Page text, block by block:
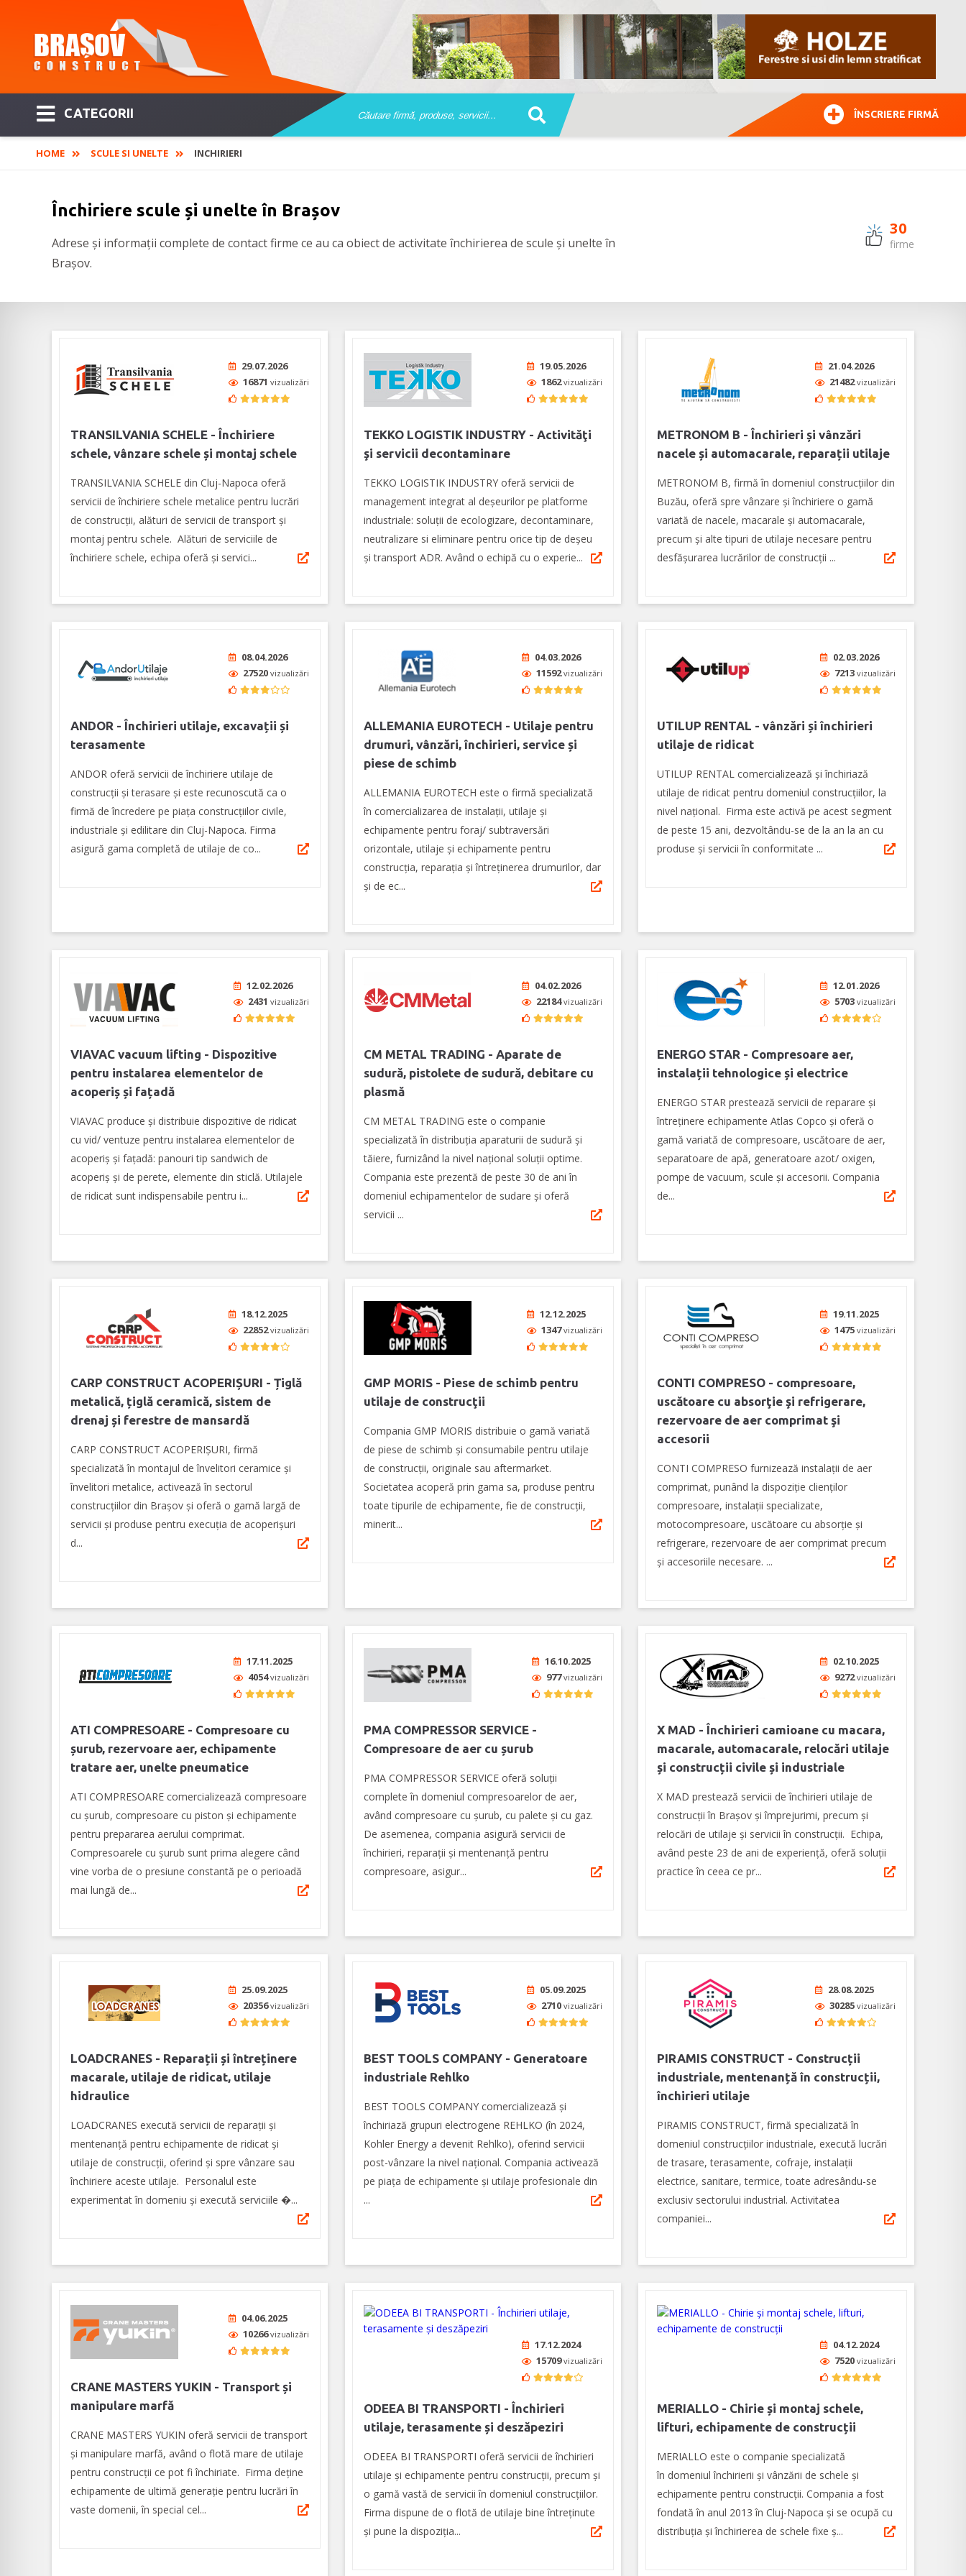
CATEGORII ÎNSCRIERE FIRMĂ
HOME SCULE SI UNELTE INCHIRIERI
Închiriere scule și unelte în Brașov
Adrese și informații complete de contact firme ce au ca obiect de activitate închirierea de scule și unelte în
Brașov.
30
firme
29.07.2026
16871 vizualizări
TRANSILVANIA SCHELE - Închiriere
schele, vânzare schele și montaj schele
TRANSILVANIA SCHELE din Cluj-Napoca oferă
servicii de închiriere schele metalice pentru lucrări
de construcții, alături de servicii de transport și
montaj pentru schele. Alături de serviciile de
închiriere schele, echipa oferă și servici...
19.05.2026
1862vizualizări
TEKKO LOGISTIK INDUSTRY - Activităţi
şi servicii decontaminare
TEKKO LOGISTIK INDUSTRY oferă servicii de
management integrat al deșeurilor pe platforme
industriale: soluții de ecologizare, decontaminare,
neutralizare si eliminare pentru orice tip de deșeu
și transport ADR. Având o echipă cu o experie...
21.04.2026
21482vizualizări
METRONOM B - Închirieri și vânzări
nacele și automacarale, reparații utilaje
METRONOM B, firmă în domeniul construcţiilor din
Buzău, oferă spre vânzare şi închiriere o gamă
variată de nacele, macarale și automacarale,
precum și alte tipuri de utilaje necesare pentru
desfășurarea lucrărilor de construcţii ...
08.04.2026
27520 vizualizări
ANDOR - Închirieri utilaje, excavații și
terasamente
ANDOR oferă servicii de închiriere utilaje de
construcții și terasare și este recunoscută ca o
firmă de încredere pe piața construcțiilor civile,
industriale și edilitare din Cluj-Napoca. Firma
asigură gama completă de utilaje de co...
04.03.2026
11592vizualizări
ALLEMANIA EUROTECH - Utilaje pentru
drumuri, vânzări, închirieri, service și
piese de schimb
ALLEMANIA EUROTECH este o firmă specializată
în comercializarea de instalații, utilaje și
echipamente pentru foraj/ subtraversări
orizontale, utilaje și echipamente pentru
construcția, reparația și întreținerea drumurilor, dar
și de ec...
02.03.2026
7213 vizualizări
UTILUP RENTAL - vânzări și închirieri
utilaje de ridicat
UTILUP RENTAL comercializează și închiriază
utilaje de ridicat pentru domeniul construcțiilor, la
nivel național. Firma este activă pe acest segment
de peste 15 ani, dezvoltându-se de la an la an cu
produse și servicii în conformitate ...
12.02.2026
2431 vizualizări
VIAVAC vacuum lifting - Dispozitive
pentru instalarea elementelor de
acoperiș și fațadă
VIAVAC produce și distribuie dispozitive de ridicat
cu vid/ ventuze pentru instalarea elementelor de
acoperiș și fațadă: panouri tip sandwich de
acoperiş şi de perete, elemente din sticlă. Utilajele
de ridicat sunt indispensabile pentru i...
04.02.2026
22184vizualizări
CM METAL TRADING - Aparate de
sudură, pistolete de sudură, debitare cu
plasmă
CM METAL TRADING este o companie
specializată în distribuția aparaturii de sudură şi
tăiere, furnizând la nivel naţional soluţii optime.
Compania este prezentă de peste 30 de ani în
domeniul echipamentelor de sudare și oferă
servicii ...
12.01.2026
5703 vizualizări
ENERGO STAR - Compresoare aer,
instalații tehnologice și electrice
ENERGO STAR prestează servicii de reparare și
întreținere echipamente Atlas Copco și oferă o
gamă variată de compresoare, uscătoare de aer,
separatoare de apă, generatoare azot/ oxigen,
pompe de vacuum, scule şi accesorii. Compania
de...
18.12.2025
22852vizualizări
CARP CONSTRUCT ACOPERIȘURI - Țiglă
metalică, țiglă ceramică, sistem de
drenaj și ferestre de mansardă
CARP CONSTRUCT ACOPERIȘURI, firmă
specializată în montajul de învelitori ceramice și
învelitori metalice, activează în sectorul
construcțiilor din Brașov și oferă o gamă largă de
servicii și produse pentru execuția de acoperișuri
d...
12.12.2025
1347vizualizări
GMP MORIS - Piese de schimb pentru
utilaje de construcţii
Compania GMP MORIS distribuie o gamă variată
de piese de schimb şi consumabile pentru utilaje
de construcţii, originale sau aftermarket.
Societatea acoperă prin gama sa, produse pentru
toate tipurile de echipamente, fie de construcţii,
minerit...
19.11.2025
1475 vizualizări
CONTI COMPRESO - compresoare,
uscătoare cu absorţie şi refrigerare,
rezervoare de aer comprimat şi
accesorii
CONTI COMPRESO furnizează instalații de aer
comprimat, punând la dispoziţie clienților
compresoare, instalaţii specializate,
motocompresoare, uscătoare cu absorţie şi
refrigerare, rezervoare de aer comprimat precum
şi accesoriile necesare. ...
17.11.2025
4054vizualizări
ATI COMPRESOARE - Compresoare cu
șurub, rezervoare aer, echipamente
tratare aer, unelte pneumatice
ATI COMPRESOARE comercializează compresoare
cu șurub, compresoare cu piston şi echipamente
pentru prepararea aerului comprimat.
Compresoarele cu șurub sunt prima alegere când
vine vorba de o presiune constantă pe o perioadă
mai lungă de...
16.10.2025
977vizualizări
PMA COMPRESSOR SERVICE -
Compresoare de aer cu șurub
PMA COMPRESSOR SERVICE oferă soluții
complete în domeniul compresoarelor de aer,
având compresoare cu șurub, cu palete și cu gaz.
De asemenea, compania asigură servicii de
închirieri, reparații și mentenanță pentru
compresoare, asigur...
02.10.2025
9272vizualizări
X MAD - Închirieri camioane cu macara,
macarale, automacarale, relocări utilaje
și construcții civile și industriale
X MAD prestează servicii de închirieri utilaje de
construcții în Brașov și împrejurimi, precum și
relocări de utilaje și servicii în construcții. Echipa,
având peste 23 de ani de experiență, oferă soluții
practice în ceea ce pr...
25.09.2025
20356vizualizări
LOADCRANES - Reparații și întreținere
macarale, utilaje de ridicat, utilaje
hidraulice
LOADCRANES execută servicii de reparații și
mentenanță pentru echipamente de ridicat și
utilaje de construcții, oferind și spre vânzare sau
închiriere aceste utilaje. Personalul este
experimentat în domeniu și execută serviciile �...
05.09.2025
2710 vizualizări
BEST TOOLS COMPANY - Generatoare
industriale Rehlko
BEST TOOLS COMPANY comercializează și
închiriază grupuri electrogene REHLKO (în 2024,
Kohler Energy a devenit Rehlko), oferind servicii
post-vânzare la nivel național. Compania activează
pe piața de echipamente și utilaje profesionale din
...
28.08.2025
30285 vizualizări
PIRAMIS CONSTRUCT - Construcții
industriale, mentenanță în construcții,
închirieri utilaje
PIRAMIS CONSTRUCT, firmă specializată în
domeniul construcțiilor industriale, execută lucrări
de trasare, terasamente, cofraje, instalații
electrice, sanitare, termice, toate adresându-se
exclusiv sectorului industrial. Activitatea
companiei...
04.06.2025
10266vizualizări
CRANE MASTERS YUKIN - Transport și
manipulare marfă
CRANE MASTERS YUKIN oferă servicii de transport
și manipulare marfă, având o flotă mare de utilaje
pentru construcții ce pot fi închiriate. Firma deține
echipamente de ultimă generație pentru lucrări în
vaste domenii, în special cel...
17.12.2024
15709vizualizări
ODEEA BI TRANSPORTI - Închirieri
utilaje, terasamente și deszăpeziri
ODEEA BI TRANSPORTI oferă servicii de închirieri
utilaje și echipamente pentru construcții, precum și
o gamă vastă de servicii în domeniul construcțiilor.
Firma dispune de o flotă de utilaje bine întreținute
și pune la dispoziția...
04.12.2024
7520 vizualizări
MERIALLO - Chirie și montaj schele,
lifturi, echipamente de construcții
MERIALLO este o companie specializată
în domeniul închirierii și vânzării de schele și
echipamente pentru construcții. Compania a fost
fondată în anul 2013 în Cluj-Napoca și se ocupă cu
distribuția și închirierea de schele fixe ș...